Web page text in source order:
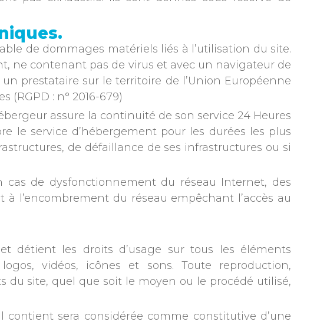
de dommages matériels liés à l’utilisation du site.
ne contenant pas de virus et avec un navigateur de
prestataire sur le territoire de l’Union Européenne
: n° 2016-679)
assure la continuité de son service 24 Heures
le service d’hébergement pour les durées les plus
de défaillance de ses infrastructures ou si
de dysfonctionnement du réseau Internet, des
l’encombrement du réseau empêchant l’accès au
détient les droits d’usage sur tous les éléments
vidéos, icônes et sons. Toute reproduction,
site, quel que soit le moyen ou le procédé utilisé,
sera considérée comme constitutive d’une